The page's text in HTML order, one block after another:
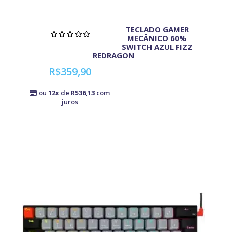
TECLADO GAMER
MECÂNICO 60%
SWITCH AZUL FIZZ
REDRAGON
R$359,90
ou 12x de R$36,13 com
juros